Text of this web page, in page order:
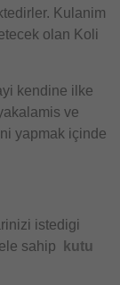
Kulanim
olan Koli
kendine ilke
ve
yapmak içinde
istedigi
sahip
kutu